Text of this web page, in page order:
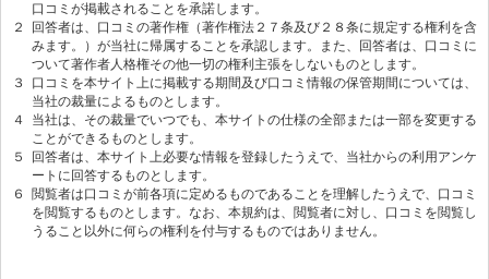
口コミが掲載されることを承諾します。
２
回答者は、口コミの著作権（著作権法２７条及び２８条に規定する権利を含
みます。）が当社に帰属することを承認します。また、回答者は、口コミに
ついて著作者人格権その他一切の権利主張をしないものとします。
３
口コミを本サイト上に掲載する期間及び口コミ情報の保管期間については、
当社の裁量によるものとします。
４
当社は、その裁量でいつでも、本サイトの仕様の全部または一部を変更する
ことができるものとします。
５
回答者は、本サイト上必要な情報を登録したうえで、当社からの利用アンケ
ートに回答するものとします。
６
閲覧者は口コミが前各項に定めるものであることを理解したうえで、口コミ
を閲覧するものとします。なお、本規約は、閲覧者に対し、口コミを閲覧し
うること以外に何らの権利を付与するものではありません。